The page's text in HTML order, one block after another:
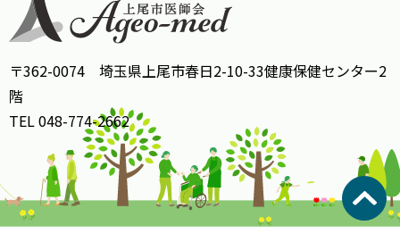
〒362-0074 埼玉県上尾市春日2-10-33健康保健センター2
階
TEL 048-774-2662